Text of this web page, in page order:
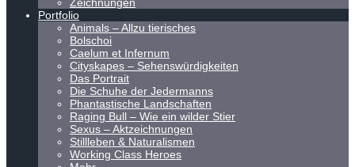
Portfolio
Animals – Allzu tierisches
Bolschoi
Caelum et Infernum
Cityskapes – Sehenswürdigkeiten
Das Portrait
Die Schuhe der Jedermanns
Phantastische Landschaften
Raging Bull – Wie ein wilder Stier
Sexus – Aktzeichnungen
Stillleben & Naturalismen
Working Class Heroes